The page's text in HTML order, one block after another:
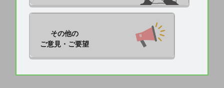
その他の
ご意見・ご要望